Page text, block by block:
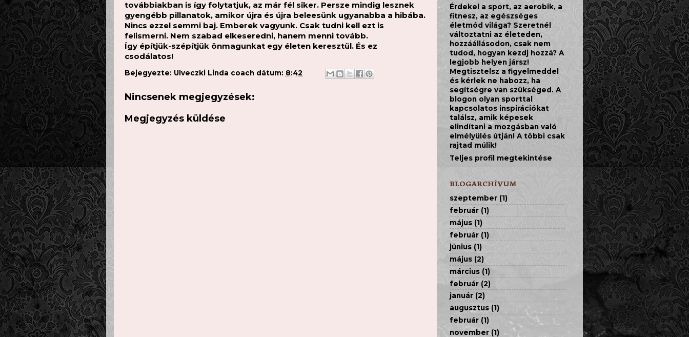
továbbiakban is így folytatjuk, az már fél siker. Persze mindig lesznek
gyengébb pillanatok, amikor újra és újra beleesünk ugyanabba a hibába.
Nincs ezzel semmi baj. Emberek vagyunk. Csak tudni kell ezt is
felismerni. Nem szabad elkeseredni, hanem menni tovább.
Így építjük-szépítjük önmagunkat egy életen keresztül. És ez
csodálatos!
Bejegyezte: Ulveczki Linda coach dátum: 8:42
Nincsenek megjegyzések:
Megjegyzés küldése
Érdekel a sport, az aerobik, a
fitnesz, az egészséges
életmód világa? Szeretnél
változtatni az életeden,
hozzáállásodon, csak nem
tudod, hogyan kezdj hozzá? A
legjobb helyen jársz!
Megtisztelsz a figyelmeddel
és kérlek ne habozz, ha
segítségre van szükséged. A
blogon olyan sporttal
kapcsolatos inspirációkat
találsz, amik képesek
elindítani a mozgásban való
elmélyülés útján! A többi csak
rajtad múlik!
Teljes profil megtekintése
BLOGARCHÍVUM
szeptember (1)
február (1)
május (1)
február (1)
június (1)
május (2)
március (1)
február (2)
január (2)
augusztus (1)
február (1)
november (1)